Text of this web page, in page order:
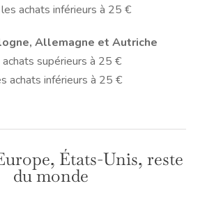
achats inférieurs à 25 €
Allemagne et Autriche
supérieurs à 25 €
achats inférieurs à 25 €
États-Unis, reste
du monde